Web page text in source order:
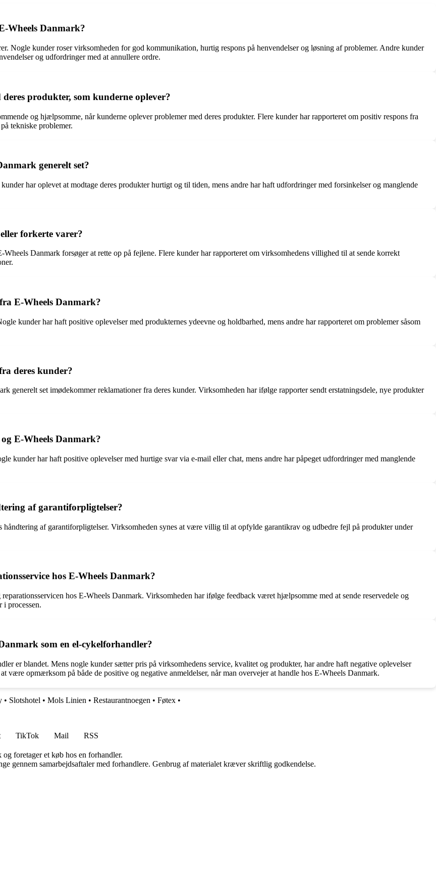
Wheels Danmark?
Nogle kunder roser virksomheden for god kommunikation, hurtig respons på henvendelser og løsning af problemer. Andre kunder
og udfordringer med at annullere ordre.
produkter, som kunderne oplever?
og hjælpsomme, når kunderne oplever problemer med deres produkter. Flere kunder har rapporteret om positiv respons fra
tekniske problemer.
generelt set?
har oplevet at modtage deres produkter hurtigt og til tiden, mens andre har haft udfordringer med forsinkelser og manglende
forkerte varer?
Danmark forsøger at rette op på fejlene. Flere kunder har rapporteret om virksomhedens villighed til at sende korrekt
E-Wheels Danmark?
kunder har haft positive oplevelser med produkternes ydeevne og holdbarhed, mens andre har rapporteret om problemer såsom
deres kunder?
generelt set imødekommer reklamationer fra deres kunder. Virksomheden har ifølge rapporter sendt erstatningsdele, nye produkter
E-Wheels Danmark?
kunder har haft positive oplevelser med hurtige svar via e-mail eller chat, mens andre har påpeget udfordringer med manglende
af garantiforpligtelser?
af garantiforpligtelser. Virksomheden synes at være villig til at opfylde garantikrav og udbedre fejl på produkter under
hos E-Wheels Danmark?
hos E-Wheels Danmark. Virksomheden har ifølge feedback været hjælpsomme med at sende reservedele og
i processen.
som en el-cykelforhandler?
er blandet. Mens nogle kunder sætter pris på virksomhedens service, kvalitet og produkter, har andre haft negative oplevelser
opmærksom på både de positive og negative anmeldelser, når man overvejer at handle hos E-Wheels Danmark.
• Slotshotel • Mols Linien • Restaurantnoegen • Føtex •
TikTok Mail
RSS
foretager et køb hos en forhandler.
gennem samarbejdsaftaler med forhandlere. Genbrug af materialet kræver skriftlig godkendelse.